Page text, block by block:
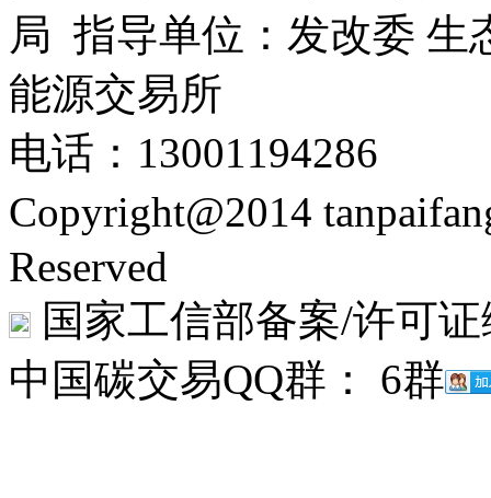
局 指导单位：发改委 生
能源交易所
电话：13001194286
Copyright@2014
Reserved
国家工信部备案/许可
中国碳交易QQ群： 6群